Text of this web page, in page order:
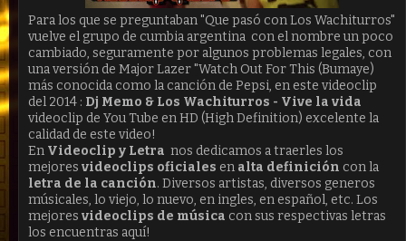
Para los que se preguntaban "Que pasó con Los Wachiturros"
vuelve el grupo de cumbia argentina con el nombre un poco
cambiado, seguramente por algunos problemas legales, con
una versión de Major Lazer "Watch Out For This (Bumaye)
más conocida como la canción de Pepsi, en este videoclip
del 2014 : Dj Memo & Los Wachiturros - Vive la vida
videoclip de You Tube en HD (High Definition) excelente la
calidad de este video!
En Videoclip y Letra nos dedicamos a traerles los
mejores videoclips oficiales en alta definición con la
letra de la canción. Diversos artistas, diversos generos
músicales, lo viejo, lo nuevo, en ingles, en español, etc. Los
mejores videoclips de música con sus respectivas letras
los encuentras aquí!